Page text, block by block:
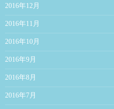
2016年12月
2016年11月
2016年10月
2016年9月
2016年8月
2016年7月